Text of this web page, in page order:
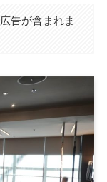
告が含まれま